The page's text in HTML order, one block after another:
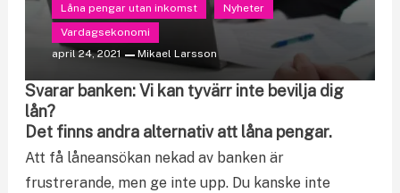
Låna pengar utan inkomst
Nyheter
Vardagsekonomi
april 24, 2021
Mikael Larsson
Svarar banken: Vi kan tyvärr inte bevilja dig
lån?
Det finns andra alternativ att låna pengar.
Att få låneansökan nekad av banken är
frustrerande, men ge inte upp. Du kanske inte